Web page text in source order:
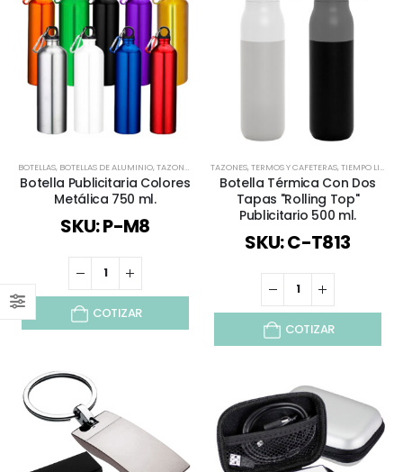
BOTELLAS, BOTELLAS DE ALUMINIO,TAZONES TIEMPO LIBRE / OUTDOOR,TODOS,VERANO
Botella Publicitaria Colores
Metálica 750 ml.
SKU: P-M8
COTIZAR
TAZONES,TERMOS Y CAFETERAS,TIEMPO LIBRE / OUTDOOR
Botella Térmica Con Dos
Tapas "Rolling Top"
Publicitario 500 ml.
SKU: C-T813
COTIZAR